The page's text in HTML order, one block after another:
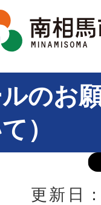
のお
）
更新日